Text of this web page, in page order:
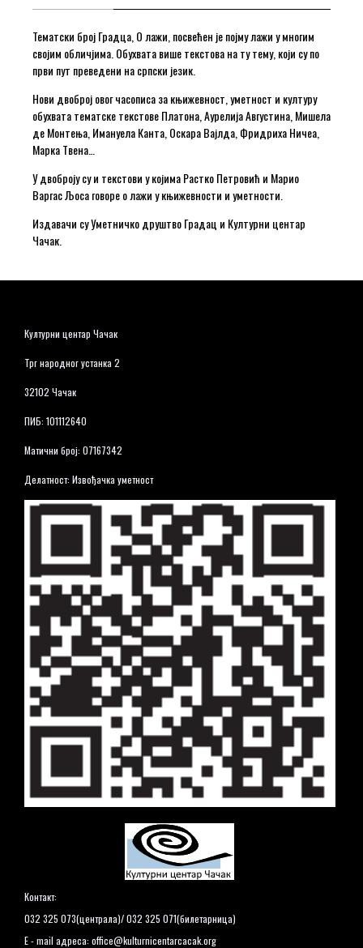
Тематски број Градца, О лажи, посвећен је појму лажи у многим
својим обличјима. Обухвата више текстова на ту тему, који су по
први пут преведени на српски језик.
Нови двоброј овог часописа за књижевност, уметност и културу
обухвата тематске текстове Платона, Аурелија Августина, Мишела
де Монтења, Имануела Канта, Оскара Вајлда, Фридриха Ничеа,
Марка Твена…
У двоброју су и текстови у којима Растко Петровић и Марио
Варгас Љоса говоре о лажи у књижевности и уметности.
Издавачи су Уметничко друштво Градац и Културни центар
Чачак.
Културни центар Чачак
Трг народног устанка 2
32102 Чачак
ПИБ: 101112640
Матични број: 07167342
Делатност: Извођачка уметност
Контакт:
032 325 073(централа)/ 032 325 071(билетарница)
E - mail адреса: office@kulturnicentarcacak.org